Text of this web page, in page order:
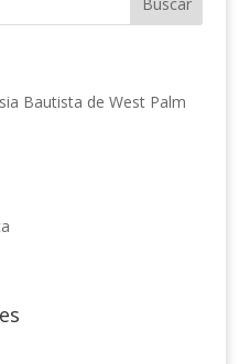
Bautista de West Palm